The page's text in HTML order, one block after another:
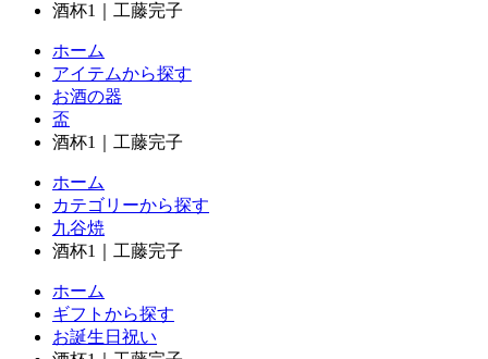
酒杯1｜工藤完子
ホーム
アイテムから探す
お酒の器
盃
酒杯1｜工藤完子
ホーム
カテゴリーから探す
九谷焼
酒杯1｜工藤完子
ホーム
ギフトから探す
お誕生日祝い